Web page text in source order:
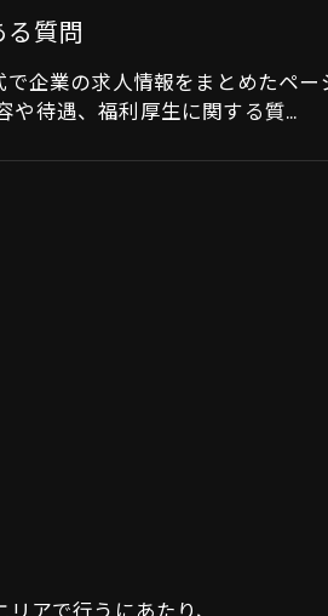
質問
で企業の求人情報をまとめたペー
や待遇、福利厚生に関する質…